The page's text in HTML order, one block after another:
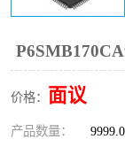
价格： 面议
产品数量：
FT61F021